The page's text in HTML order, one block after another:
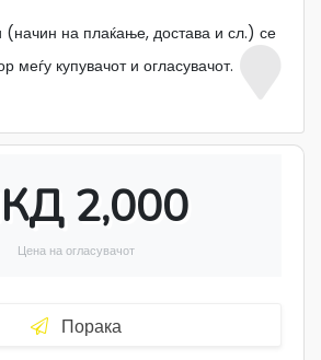
(начин на плаќање, достава и сл.) се
меѓу купувачот и огласувачот.
2,000
Цена на огласувачот
Порака